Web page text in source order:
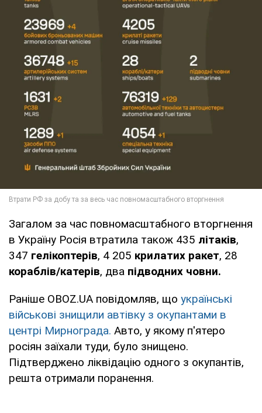
Загалом за час повномасштабного вторгнення
в Україну Росія втратила також 435 літаків,
347 гелікоптерів, 4 205 крилатих ракет, 28
кораблів/катерів, два підводних човни.
Раніше OBOZ.UA повідомляв, що українські
військові знищили автівку з окупантами в
центрі Мирнограда. Авто, у якому п'ятеро
росіян заїхали туди, було знищено.
Підтверджено ліквідацію одного з окупантів,
решта отримали поранення.